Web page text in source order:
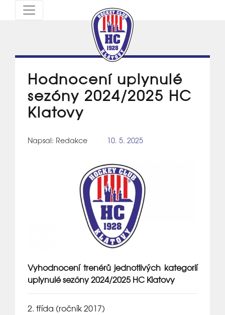
Hodnocení uplynulé
sezóny 2024/2025 HC
Klatovy
Napsal: Redakce 10. 5. 2025
Vyhodnocení trenérů jednotlivých kategorií
uplynulé sezóny 2024/2025 HC Klatovy
2. třída (ročník 2017)